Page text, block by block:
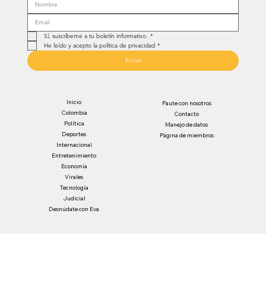
Sí, suscríbeme a tu boletín informativo. *
He leído y acepto la política de privacidad *
Enviar
Inicio
Colombia
Política
Deportes
Internacional
Entretenimiento
Economía
Virales
Tecnología
Judicial
Desnúdate con Eva
Paute con nosotros
Contacto
Manejo de datos
Página de miembros